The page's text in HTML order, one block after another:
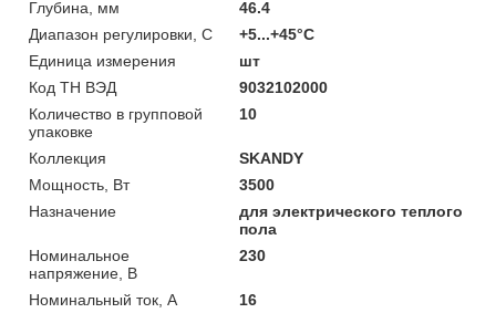
Глубина, мм
46.4
Диапазон регулировки, С
+5...+45°C
Единица измерения
шт
Код ТН ВЭД
9032102000
Количество в групповой
упаковке
10
Коллекция
SKANDY
Мощность, Вт
3500
Назначение
для электрического теплого
пола
Номинальное
напряжение, В
230
Номинальный ток, А
16